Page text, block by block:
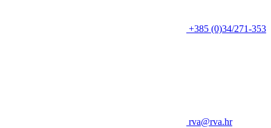
+385 (0)34/271-353
rva@rva.hr